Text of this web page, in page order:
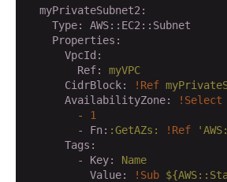
  myPrivateSubnet2:
    Type:
AWS::EC2::Subnet
    Properties:
      VpcId:
        Ref:
myVPC
      CidrBlock:
!Ref
      AvailabilityZone:
!Select
        -
1
        - Fn:
:GetAZs: !Ref
      Tags:
        - Key:
Name
          Value:
!Sub